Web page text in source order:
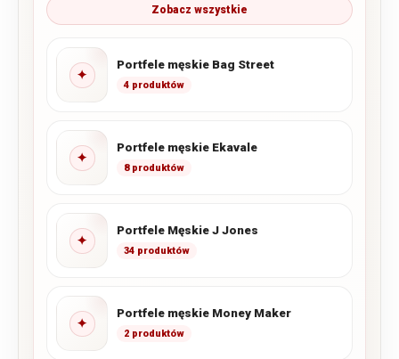
Zobacz wszystkie
✦
Portfele męskie Bag Street
4 produktów
✦
Portfele męskie Ekavale
8 produktów
✦
Portfele Męskie J Jones
34 produktów
✦
Portfele męskie Money Maker
2 produktów